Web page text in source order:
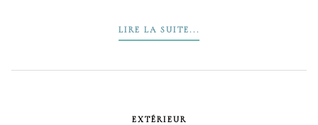
LIRE LA SUITE...
EXTÉRIEUR